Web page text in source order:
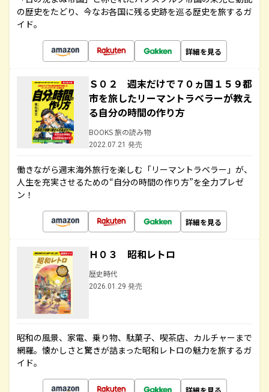
の歴史をたどり、今なお各国に残る史跡を巡る歴史を旅するガ
イド。
詳細を見る
Ｓ０２ 週末だけで７０ヵ国１５９都
市を旅したリーマントラベラーが教え
る自分の時間の作り方
BOOKS 旅の読み物
2022.07.21 発売
働きながら週末海外旅行を楽しむ「リーマントラベラー」が、
人生を充実させるための“自分の時間の作り方”を全力プレゼ
ン！
詳細を見る
Ｈ０３ 昭和レトロ
歴史時代
2026.01.29 発売
昭和の風景、家電、乗り物、駄菓子、喫茶店、カルチャーまで
網羅。懐かしさと驚きが詰まった昭和レトロの魅力を旅するガ
イド。
詳細を見る